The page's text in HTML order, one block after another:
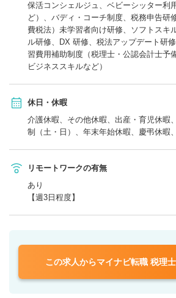
保活コンシェルジュ、ベビーシッター利
ど）、バディ・コーチ制度、税務申告研
費税法）未学習者向け研修、ソフトスキ
ル研修、DX 研修、税法アップデート研
習費用補助制度（税理士・公認会計士予
ビジネススキルなど）
休日・休暇
介護休暇、その他休暇、出産・育児休暇
制（土・日）、年末年始休暇、慶弔休暇
リモートワークの有無
あり
【週3日程度】
この求人からマイナビ転職 税理